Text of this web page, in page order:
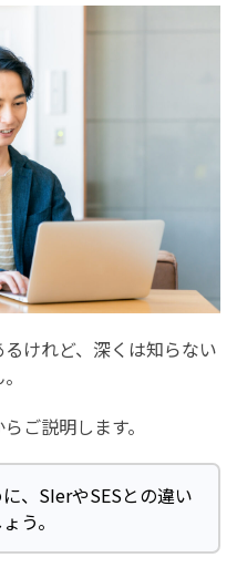
とめ
ライン/教室通学の比率
期間の分布
した人の割合
ールを受講した人の割合
講生の年代の分布
職できるプログラミング
けれど、深くは知らない
ご説明します。
、SIerやSESとの違い
う。